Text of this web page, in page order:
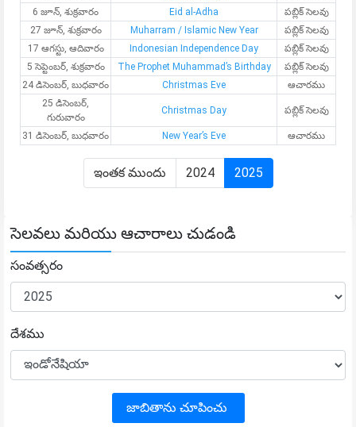
6 జూన్, శుక్రవారం
Eid al-Adha
పబ్లిక్ సెలవు
27 జూన్, శుక్రవారం
Muharram / Islamic New Year
పబ్లిక్ సెలవు
17 ఆగస్టు, ఆదివారం
Indonesian Independence Day
పబ్లిక్ సెలవు
5 సెప్టెంబర్, శుక్రవారం
The Prophet Muhammad’s Birthday
పబ్లిక్ సెలవు
24 డిసెంబర్, బుధవారం
Christmas Eve
ఆచారము
25 డిసెంబర్,
గురువారం
Christmas Day పబ్లిక్ సెలవు
31 డిసెంబర్, బుధవారం New Year’s Eve ఆచారము
ఇంతక ముందు 2024 2025
సెలవలు మరియు ఆచారాలు చుడండి
సంవత్సరం
దేశము
జాబితాను చూపించు